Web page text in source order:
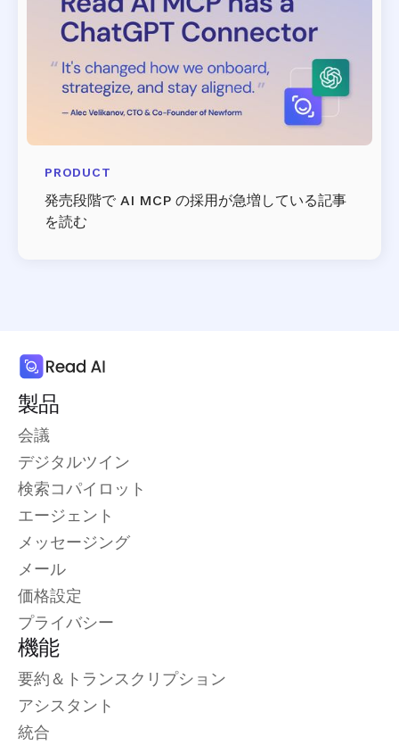
PRODUCT
発売段階で AI MCP の採用が急増している記事
を読む
製品
会議
デジタルツイン
検索コパイロット
エージェント
メッセージング
メール
価格設定
プライバシー
機能
要約＆トランスクリプション
アシスタント
統合